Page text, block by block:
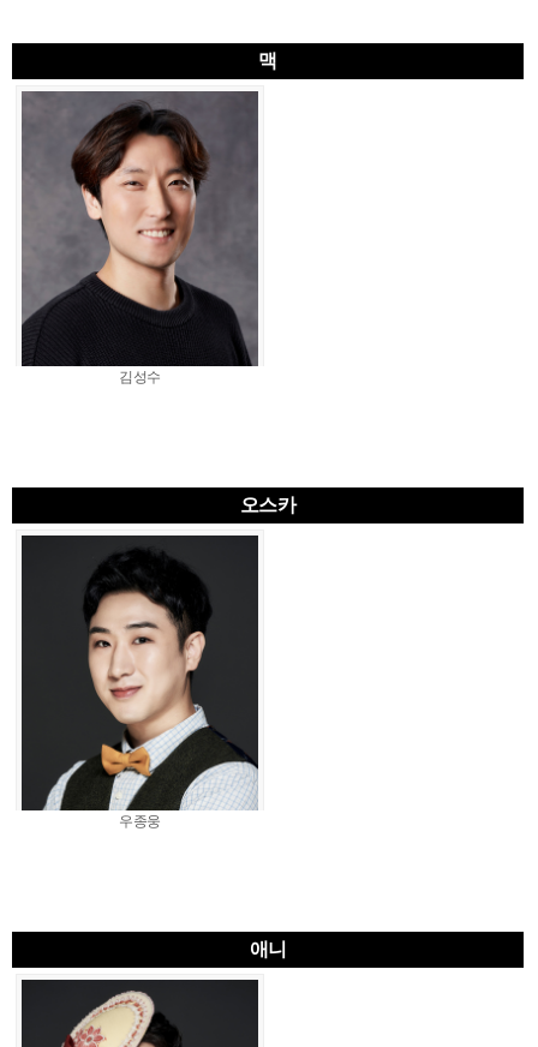
맥
김성수
오스카
우종웅
애니